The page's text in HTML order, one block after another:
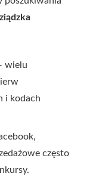
wielu
i kodach
często